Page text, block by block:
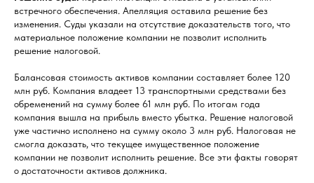
встречного обеспечения. Апелляция оставила решение без
изменения. Суды указали на отсутствие доказательств того, что
материальное положение компании не позволит исполнить
решение налоговой.
Балансовая стоимость активов компании составляет более 120
млн руб. Компания владеет 13 транспортными средствами без
обременений на сумму более 61 млн руб. По итогам года
компания вышла на прибыль вместо убытка. Решение налоговой
уже частично исполнено на сумму около 3 млн руб. Налоговая не
смогла доказать, что текущее имущественное положение
компании не позволит исполнить решение. Все эти факты говорят
о достаточности активов должника.